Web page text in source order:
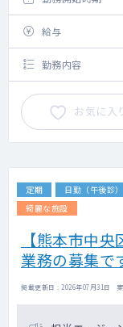
給与
勤務内容
お気に入
定期 日勤（午後診）
綺麗な施設
【熊本市中
業務の募集で
掲載更新日 : 2026年07月31日